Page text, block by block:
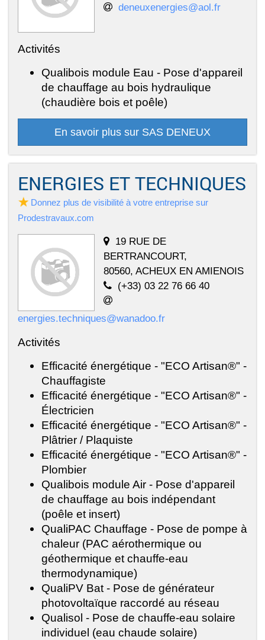
deneuxenergies@aol.fr
Activités
Qualibois module Eau - Pose d'appareil
de chauffage au bois hydraulique
(chaudière bois et poêle)
En savoir plus sur SAS DENEUX
ENERGIES ET TECHNIQUES
Donnez plus de visibilité à votre entreprise sur
Prodestravaux.com
19 RUE DE
BERTRANCOURT,
80560, ACHEUX EN AMIENOIS
(+33) 03 22 76 66 40
energies.techniques@wanadoo.fr
Activités
Efficacité énergétique - "ECO Artisan®" -
Chauffagiste
Efficacité énergétique - "ECO Artisan®" -
Électricien
Efficacité énergétique - "ECO Artisan®" -
Plâtrier / Plaquiste
Efficacité énergétique - "ECO Artisan®" -
Plombier
Qualibois module Air - Pose d'appareil
de chauffage au bois indépendant
(poêle et insert)
QualiPAC Chauffage - Pose de pompe à
chaleur (PAC aérothermique ou
géothermique et chauffe-eau
thermodynamique)
QualiPV Bat - Pose de générateur
photovoltaïque raccordé au réseau
Qualisol - Pose de chauffe-eau solaire
individuel (eau chaude solaire)